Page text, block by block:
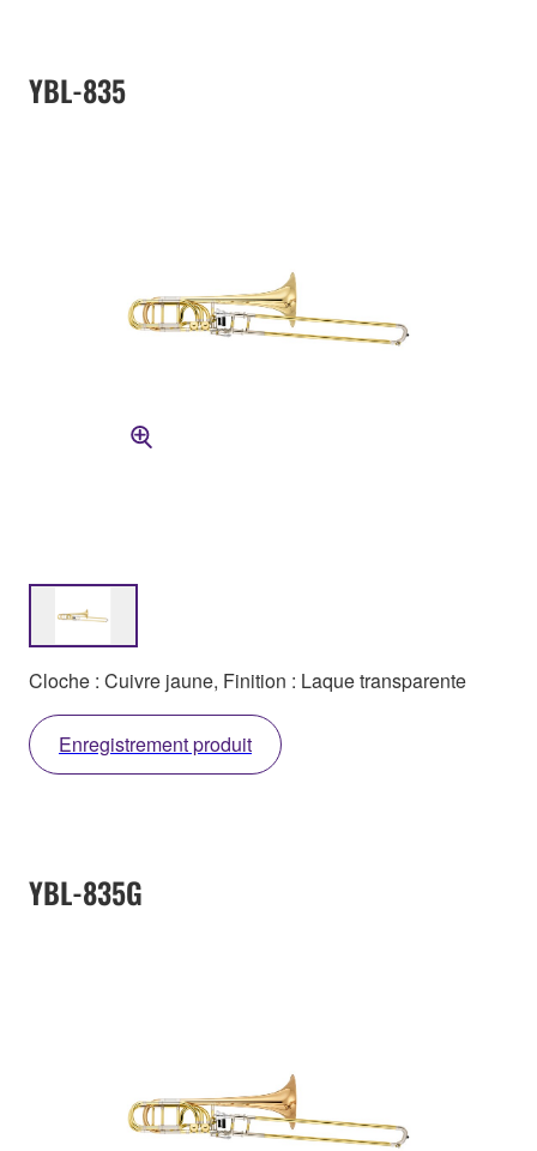
YBL-835
Cloche : Cuivre jaune, Finition : Laque transparente
Enregistrement produit
YBL-835G